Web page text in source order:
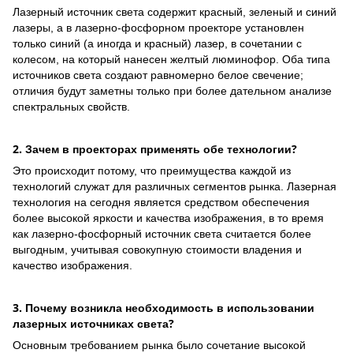
Лазерный источник света содержит красный, зеленый и синий
лазеры, а в лазерно-фосфорном проекторе установлен
только синий (а иногда и красный) лазер, в сочетании с
колесом, на который нанесен желтый люминофор. Оба типа
источников света создают равномерно белое свечение;
отличия будут заметны только при более дательном анализе
спектральных свойств.
2. Зачем в проекторах применять обе технологии?
Это происходит потому, что преимущества каждой из
технологий служат для различных сегментов рынка. Лазерная
технология на сегодня является средством обеспечения
более высокой яркости и качества изображения, в то время
как лазерно-фосфорный источник света считается более
выгодным, учитывая совокупную стоимости владения и
качество изображения.
3. Почему возникла необходимость в использовании
лазерных источниках света?
Основным требованием рынка было сочетание высокой